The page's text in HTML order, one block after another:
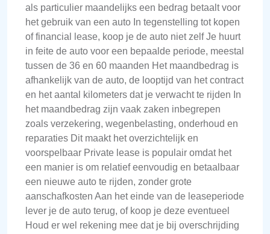
als particulier maandelijks een bedrag betaalt voor
het gebruik van een auto In tegenstelling tot kopen
of financial lease, koop je de auto niet zelf Je huurt
in feite de auto voor een bepaalde periode, meestal
tussen de 36 en 60 maanden Het maandbedrag is
afhankelijk van de auto, de looptijd van het contract
en het aantal kilometers dat je verwacht te rijden In
het maandbedrag zijn vaak zaken inbegrepen
zoals verzekering, wegenbelasting, onderhoud en
reparaties Dit maakt het overzichtelijk en
voorspelbaar Private lease is populair omdat het
een manier is om relatief eenvoudig en betaalbaar
een nieuwe auto te rijden, zonder grote
aanschafkosten Aan het einde van de leaseperiode
lever je de auto terug, of koop je deze eventueel
Houd er wel rekening mee dat je bij overschrijding